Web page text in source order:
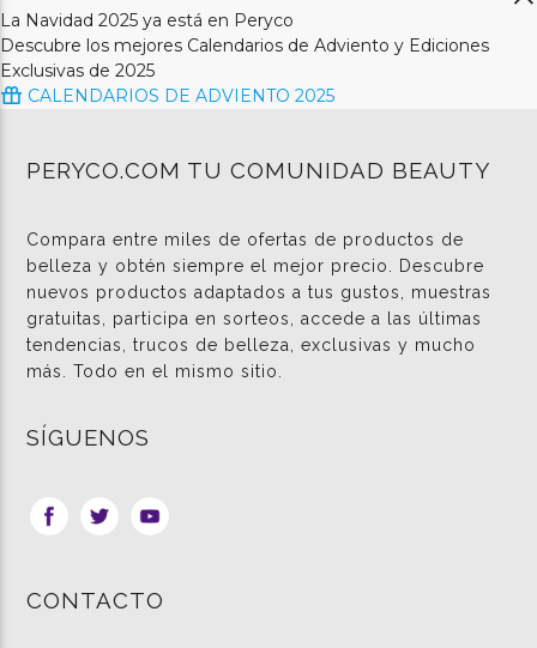
La Navidad 2025 ya está en Peryco
Descubre los mejores Calendarios de Adviento y Ediciones
Exclusivas de 2025
CALENDARIOS DE ADVIENTO 2025
PERYCO.COM TU COMUNIDAD BEAUTY
Compara entre miles de ofertas de productos de
belleza y obtén siempre el mejor precio. Descubre
nuevos productos adaptados a tus gustos, muestras
gratuitas, participa en sorteos, accede a las últimas
tendencias, trucos de belleza, exclusivas y mucho
más. Todo en el mismo sitio.
SÍGUENOS
CONTACTO